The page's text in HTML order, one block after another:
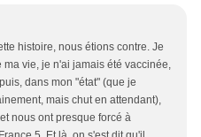
histoire, nous étions contre. Je
vie, je n'ai jamais été vaccinée,
dans mon "état" (que je
mais chut en attendant),
nous ont presque forcé à